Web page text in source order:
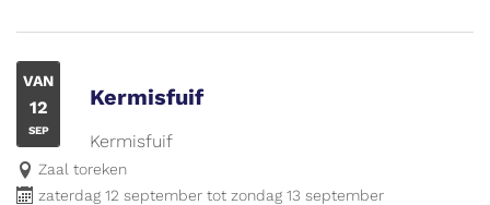
VAN
ZA
12
SEP
Kermisfuif
Kermisfuif
Zaal toreken
zaterdag 12 september tot zondag 13 september